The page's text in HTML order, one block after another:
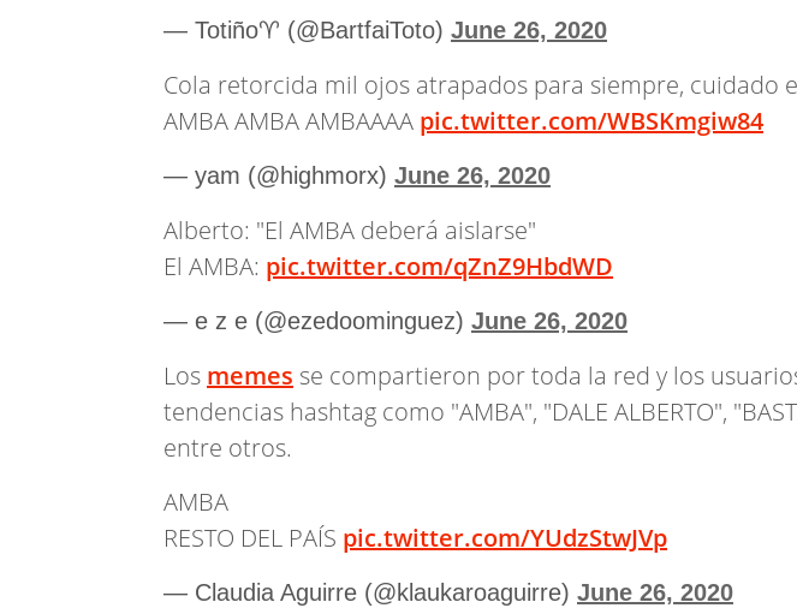
— Totiño♈ (@BartfaiToto) June 26, 2020
Cola retorcida mil ojos atrapados para siempre, cuidado
AMBA AMBA AMBAAAA pic.twitter.com/WBSKmgiw84
— yam (@highmorx) June 26, 2020
Alberto: "El AMBA deberá aislarse"
El AMBA: pic.twitter.com/qZnZ9HbdWD
— e z e (@ezedoominguez) June 26, 2020
Los memes se compartieron por toda la red y los
tendencias hashtag como "AMBA", "DALE ALBERTO",
entre otros.
AMBA
RESTO DEL PAÍS pic.twitter.com/YUdzStwJVp
— Claudia Aguirre (@klaukaroaguirre) June 26, 2020